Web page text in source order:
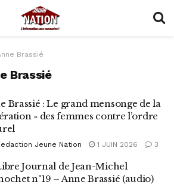
Brassié
Brassié
Brassié : Le grand mensonge de la
» des femmes contre l’ordre
Jeune Nation 1 JUIN 2026 3
Journal de Jean-Michel
n°19 – Anne Brassié (audio)